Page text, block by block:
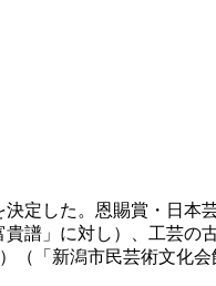
定した。恩賜賞・日本
譜」に対し）、工芸の
（「新潟市民芸術文化